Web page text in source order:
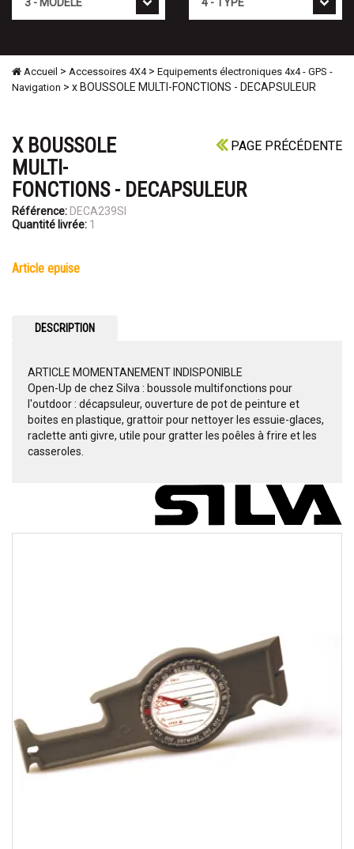
Accueil > Accessoires 4X4> Equipements électroniques 4x4 - GPS -
Navigation > x BOUSSOLE MULTI-FONCTIONS - DECAPSULEUR
PAGE PRÉCÉDENTE
X BOUSSOLE
MULTI-
FONCTIONS - DECAPSULEUR
Référence: DECA239SI
Quantité livrée: 1
article epuise
DESCRIPTION
ARTICLE MOMENTANEMENT INDISPONIBLE
Open-Up de chez Silva : boussole multifonctions pour
l'outdoor : décapsuleur, ouverture de pot de peinture et
boites en plastique, grattoir pour nettoyer les essuie-glaces,
raclette anti givre, utile pour gratter les poêles à frire et les
casseroles.